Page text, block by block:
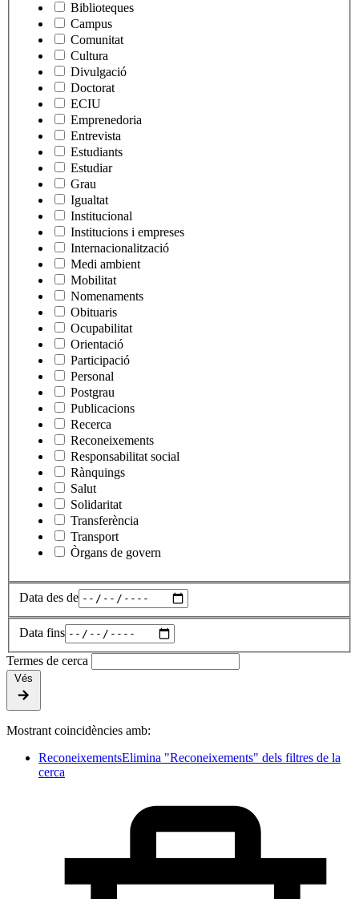
Biblioteques
Campus
Comunitat
Cultura
Divulgació
Doctorat
ECIU
Emprenedoria
Entrevista
Estudiants
Estudiar
Grau
Igualtat
Institucional
Institucions i empreses
Internacionalització
Medi ambient
Mobilitat
Nomenaments
Obituaris
Ocupabilitat
Orientació
Participació
Personal
Postgrau
Publicacions
Recerca
Reconeixements
Responsabilitat social
Rànquings
Salut
Solidaritat
Transferència
Transport
Òrgans de govern
Data des de
Data fins
Termes de cerca
Vés
Mostrant coincidències amb:
ReconeixementsElimina "Reconeixements" dels filtres de la
cerca